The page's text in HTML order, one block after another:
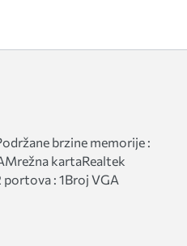
brzine memorije :
kartaRealtek
: 1Broj VGA